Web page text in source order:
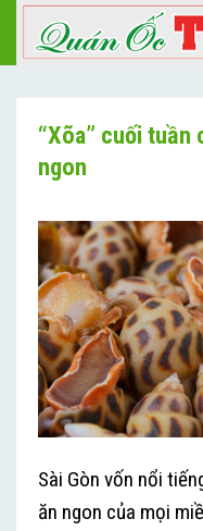
Skip
content
“Xõa” cuối tuần
ngon
Sài Gòn vốn nổi
ăn ngon của mọi